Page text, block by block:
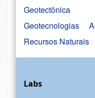
Geotectônica
Geotecnologias
Recursos Naturais
Labs